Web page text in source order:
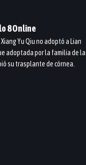
8Online
Yu Qiu no adoptó a Lian
adoptada por la familia de la
su trasplante de córnea.